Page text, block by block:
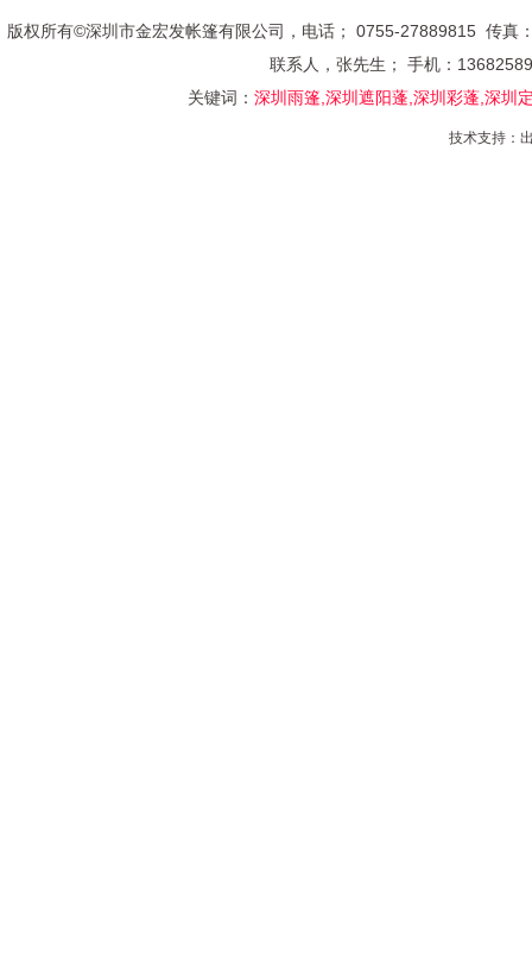
版权所有©深圳市金宏发帐篷有限公司，电话；
联系人，张先生； 手机：
关键词： 深圳雨篷,深圳遮阳蓬,深圳彩蓬,深圳
技术支持：